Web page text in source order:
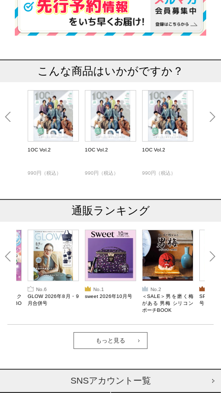
こんな商品はいかがですか？
1OC Vol.2
990円（税込）
1OC Vol.2
990円（税込）
1OC Vol.2
990円（税込）
通販ランキング
るスク
ぷにBO
No.6
GLOW 2026年8月・9
月合併号
No.1
sweet 2026年10月号
No.2
＜SALE＞男を磨く梅
がある 男梅 シリコン
ポーチBOOK
号
もっと見る
SNSアカウントー覧